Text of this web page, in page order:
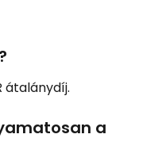
átalánydíj.
a